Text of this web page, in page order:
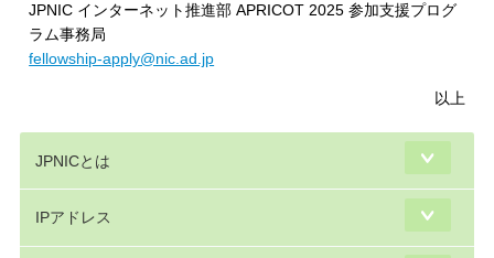
JPNIC インターネット推進部 APRICOT 2025 参加支援プログ
ラム事務局
fellowship-apply@nic.ad.jp
以上
JPNICとは
IPアドレス